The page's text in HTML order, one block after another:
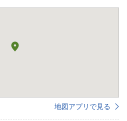
地図アプリで見る